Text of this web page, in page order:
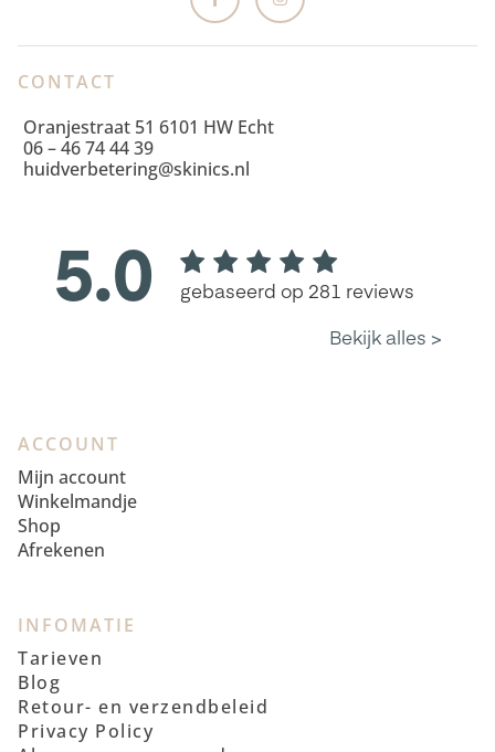
CONTACT
Oranjestraat 51 6101 HW Echt
06 – 46 74 44 39
huidverbetering@skinics.nl
ACCOUNT
Mijn account
Winkelmandje
Shop
Afrekenen
INFOMATIE
Tarieven
Blog
Retour- en verzendbeleid
Privacy Policy